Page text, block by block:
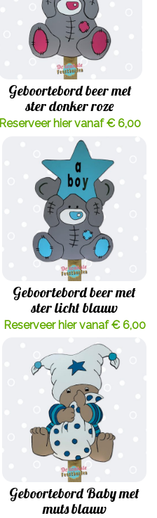
Geboortebord beer met
ster donker roze
Reserveer hier vanaf € 6,00
Geboortebord beer met
ster licht blauw
Reserveer hier vanaf € 6,00
Geboortebord Baby met
muts blauw